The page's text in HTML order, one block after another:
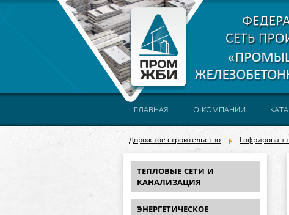
Дорожное строительство
ГЛАВНАЯ О КОМПАНИИ
ТЕПЛОВЫЕ СЕТИ И
КАНАЛИЗАЦИЯ
ЭНЕРГЕТИЧЕСКОЕ